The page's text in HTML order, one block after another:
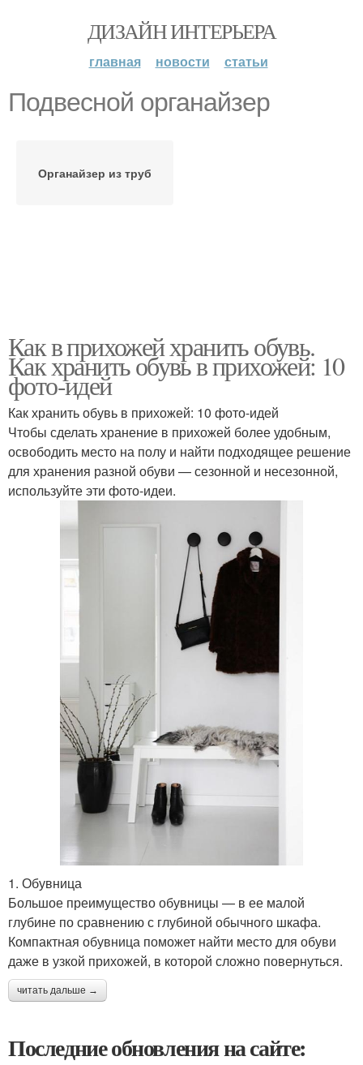
ДИЗАЙН ИНТЕРЬЕРА
главная новости статьи
Подвесной органайзер
Органайзер из труб
Как в прихожей хранить обувь.
Как хранить обувь в прихожей: 10
фото-идей
Как хранить обувь в прихожей: 10 фото-идей
Чтобы сделать хранение в прихожей более удобным,
освободить место на полу и найти подходящее решение
для хранения разной обуви — сезонной и несезонной,
используйте эти фото-идеи.
1. Обувница
Большое преимущество обувницы — в ее малой
глубине по сравнению с глубиной обычного шкафа.
Компактная обувница поможет найти место для обуви
даже в узкой прихожей, в которой сложно повернуться.
читать дальше →
Последние обновления на сайте: